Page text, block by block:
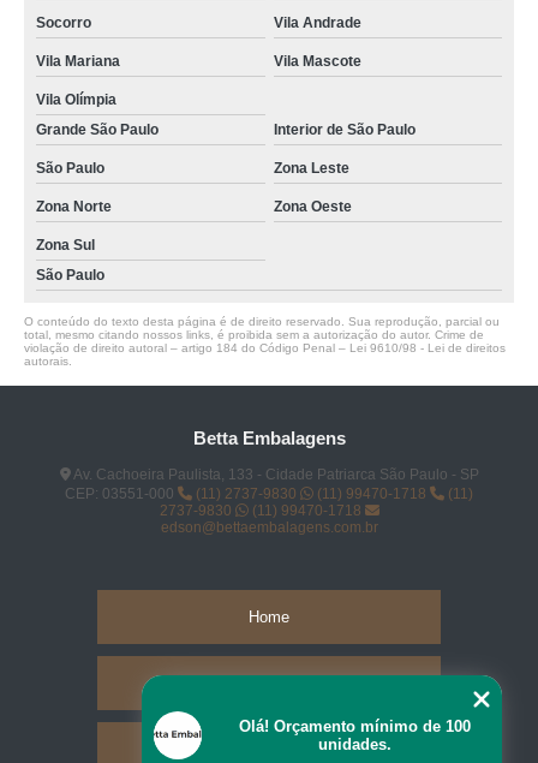
Socorro Vila Andrade
Vila Mariana Vila Mascote
Vila Olímpia
Grande São Paulo
Interior de São Paulo
São Paulo Zona Leste
Zona Norte Zona Oeste
Zona Sul
São Paulo
O conteúdo do texto desta página é de direito reservado. Sua reprodução, parcial ou
total, mesmo citando nossos links, é proibida sem a autorização do autor. Crime de
violação de direito autoral – artigo 184 do Código Penal – Lei 9610/98 - Lei de direitos
autorais
Betta Embalagens
Av. Cachoeira Paulista, 133 - Cidade Patriarca São Paulo - SP
CEP: 03551-000
(11) 2737-9830 (11) 99470-1718
(11)
2737-9830
(11) 99470-1718
edson@bettaembalagens.com.br
Home
Olá! Orçamento mínimo de 100
unidades.